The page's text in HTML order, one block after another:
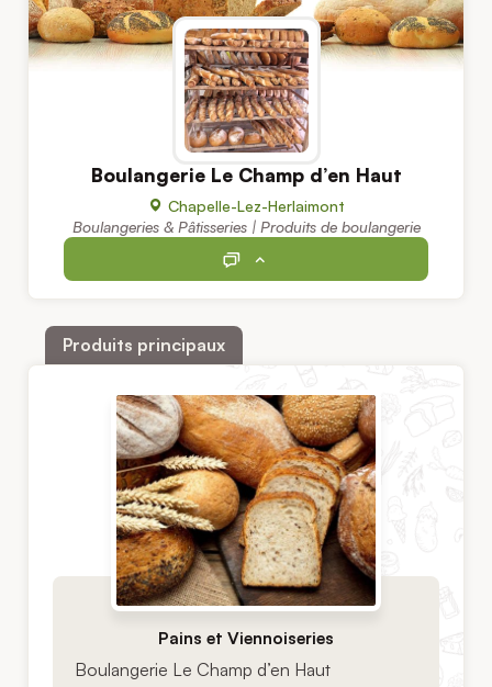
Boulangerie Le Champ d’en Haut
Chapelle-Lez-Herlaimont
Boulangeries & Pâtisseries | Produits de boulangerie
Produits principaux
Pains et Viennoiseries
Boulangerie Le Champ d’en Haut